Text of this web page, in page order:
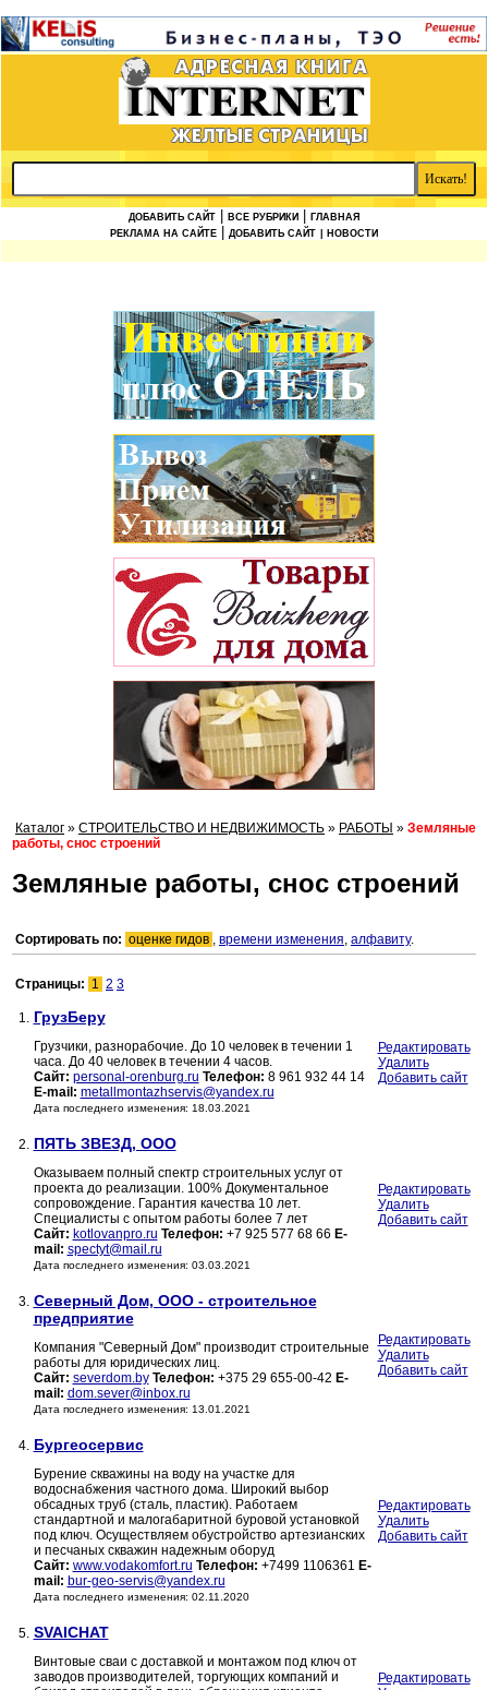
ДОБАВИТЬ САЙТ ВСЕ РУБРИКИ
ГЛАВНАЯ
РЕКЛАМА НА САЙТЕ
ДОБАВИТЬ САЙТ | НОВОСТИ
Каталог » СТРОИТЕЛЬСТВО И НЕДВИЖИМОСТЬ » РАБОТЫ » Земляные
работы, снос строений
Земляные работы, снос строений
Сортировать по: оценке гидов , времени изменения, алфавиту.
Страницы: 1 2 3
1. ГрузБеру
Грузчики, разнорабочие. До 10 человек в течении 1
часа. До 40 человек в течении 4 часов.
Сайт: personal-orenburg.ru Телефон: 8 961 932 44 14
E-mail: metallmontazhservis@yandex.ru
Дата последнего изменения: 18.03.2021
Редактировать
Удалить
Добавить сайт
2. ПЯТЬ ЗВЕЗД, ООО
Оказываем полный спектр строительных услуг от
проекта до реализации. 100% Документальное
сопровождение. Гарантия качества 10 лет.
Специалисты с опытом работы более 7 лет
Сайт: kotlovanpro.ru Телефон: +7 925 577 68 66 E-
mail: spectyt@mail.ru
Дата последнего изменения: 03.03.2021
Редактировать
Удалить
Добавить сайт
3. Северный Дом, ООО - строительное
предприятие
Компания "Северный Дом" производит строительные
работы для юридических лиц.
Сайт: severdom.by Телефон: +375 29 655-00-42 E-
mail: dom.sever@inbox.ru
Дата последнего изменения: 13.01.2021
Редактировать
Удалить
Добавить сайт
4. Бургеосервис
Бурение скважины на воду на участке для
водоснабжения частного дома. Широкий выбор
обсадных труб (сталь, пластик). Работаем
стандартной и малогабаритной буровой установкой
под ключ. Осуществляем обустройство артезианских
и песчаных скважин надежным оборуд
Сайт: www.vodakomfort.ru Телефон: +7499 1106361 E-
mail: bur-geo-servis@yandex.ru
Дата последнего изменения: 02.11.2020
Редактировать
Удалить
Добавить сайт
5. SVAICHAT
Винтовые сваи с доставкой и монтажом под ключ от
заводов производителей, торгующих компаний и
Редактировать